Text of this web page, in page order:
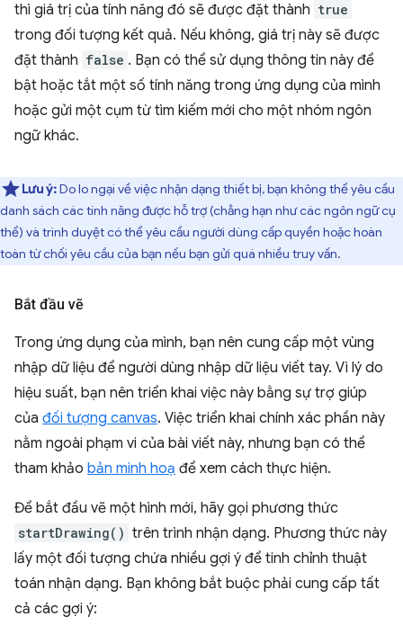
thì giá trị của tính năng đó sẽ được đặt thành true
trong đối tượng kết quả. Nếu không, giá trị này sẽ được
đặt thành false . Bạn có thể sử dụng thông tin này để
bật hoặc tắt một số tính năng trong ứng dụng của mình
hoặc gửi một cụm từ tìm kiếm mới cho một nhóm ngôn
ngữ khác.
Lưu ý:Do lo ngại về việc nhận dạng thiết bị, bạn không thể yêu cầu
danh sách các tính năng được hỗ trợ (chẳng hạn như các ngôn ngữ cụ
thể) và trình duyệt có thể yêu cầu người dùng cấp quyền hoặc hoàn
toàn từ chối yêu cầu của bạn nếu bạn gửi quá nhiều truy vấn.
Bắt đầu vẽ
Trong ứng dụng của mình, bạn nên cung cấp một vùng
nhập dữ liệu để người dùng nhập dữ liệu viết tay. Vì lý do
hiệu suất, bạn nên triển khai việc này bằng sự trợ giúp
của đối tượng canvas. Việc triển khai chính xác phần này
nằm ngoài phạm vi của bài viết này, nhưng bạn có thể
tham khảo bản minh hoạ để xem cách thực hiện.
Để bắt đầu vẽ một hình mới, hãy gọi phương thức
startDrawing() trên trình nhận dạng. Phương thức này
lấy một đối tượng chứa nhiều gợi ý để tinh chỉnh thuật
toán nhận dạng. Bạn không bắt buộc phải cung cấp tất
cả các gợi ý: